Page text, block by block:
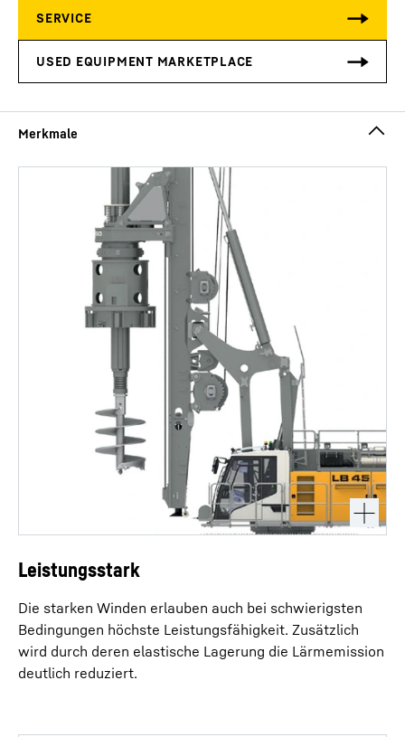
Leistungsstark
Die starken Winden erlauben auch bei schwierigsten
Bedingungen höchste Leistungsfähigkeit. Zusätzlich
wird durch deren elastische Lagerung die Lärmemission
deutlich reduziert.